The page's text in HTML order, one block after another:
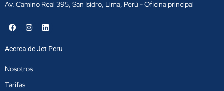
Av. Camino Real 395, San Isidro, Lima, Perú - Oficina principal
F
a
e
b
o
I
n
t
a
r
L
i
k
e
Acerca de Jet Peru
Nosotros
Tarifas